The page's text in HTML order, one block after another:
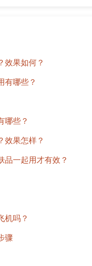
效果如何？
有哪些？
哪些？
效果怎样？
品一起用才有效？
机吗？
骤